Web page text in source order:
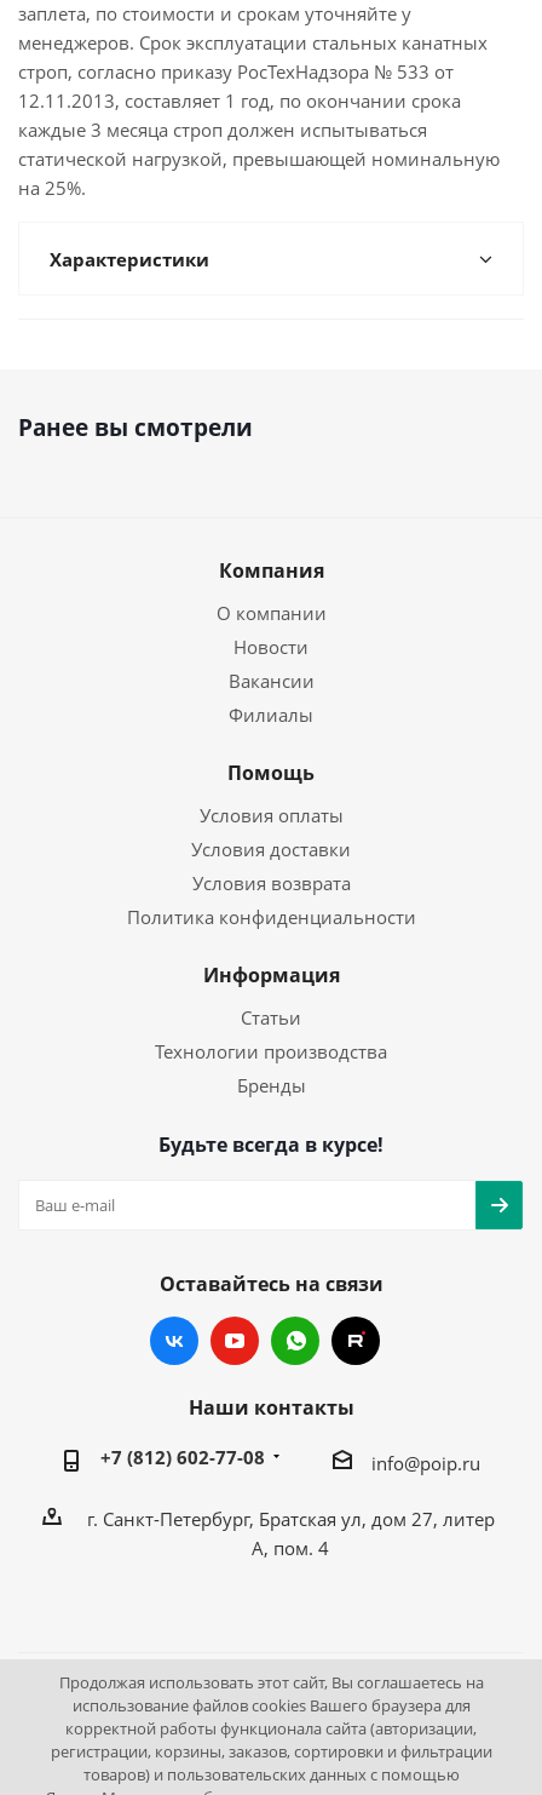
заплета, по стоимости и срокам уточняйте у
менеджеров. Срок эксплуатации стальных канатных
строп, согласно приказу РосТехНадзора № 533 от
12.11.2013, составляет 1 год, по окончании срока
каждые 3 месяца строп должен испытываться
статической нагрузкой, превышающей номинальную
на 25%.
Характеристики
Ранее вы смотрели
Компания
О компании
Новости
Вакансии
Филиалы
Помощь
Условия оплаты
Условия доставки
Условия возврата
Политика конфиденциальности
Информация
Статьи
Технологии производства
Бренды
Будьте всегда в курсе!
Оставайтесь на связи
Наши контакты
+7 (812) 602-77-08 info@poip.ru
г. Санкт-Петербург, Братская ул, дом 27, литер
А, пом. 4
2009 - 2026 © Промышленное оборудование Интернет
портал.
195043, г. Санкт-Петербург, Братская ул, дом 27, литер А,
Продолжая использовать этот сайт, Вы соглашаетесь на
использование файлов cookies Вашего браузера для
корректной работы функционала сайта (авторизации,
регистрации, корзины, заказов, сортировки и фильтрации
товаров) и пользовательских данных с помощью